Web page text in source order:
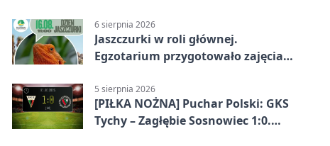
6 sierpnia 2026
Jaszczurki w roli głównej.
Egzotarium przygotowało zajęcia
5 sierpnia 2026
[PIŁKA NOŻNA] Puchar Polski: GKS
Tychy – Zagłębie Sosnowiec 1:0.